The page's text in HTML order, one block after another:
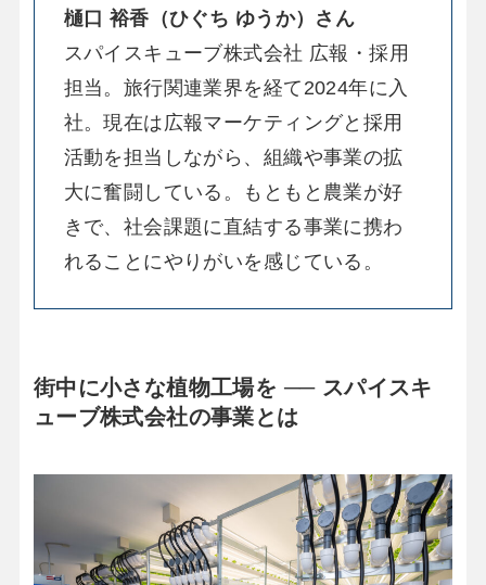
樋口 裕香（ひぐち ゆうか）さん
スパイスキューブ株式会社 広報・採用
担当。旅行関連業界を経て2024年に入
社。現在は広報マーケティングと採用
活動を担当しながら、組織や事業の拡
大に奮闘している。もともと農業が好
きで、社会課題に直結する事業に携わ
れることにやりがいを感じている。
街中に小さな植物工場を ── スパイスキ
ューブ株式会社の事業とは